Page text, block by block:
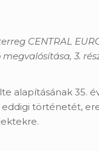
CENTRAL
3.
35.
történetét,